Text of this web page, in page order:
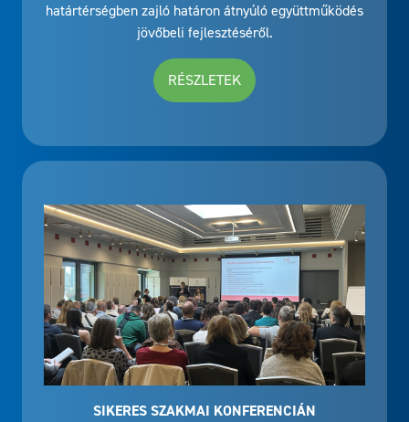
határtérségben zajló határon átnyúló együttműködés
jövőbeli fejlesztéséről.
RÉSZLETEK
SIKERES SZAKMAI KONFERENCIÁN